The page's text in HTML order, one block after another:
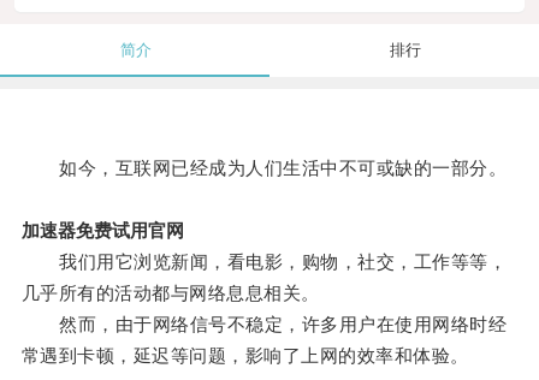
简介 排行
如今，互联网已经成为人们生活中不可或缺的一部分。
加速器免费试用官网
我们用它浏览新闻，看电影，购物，社交，工作等等，
几乎所有的活动都与网络息息相关。
然而，由于网络信号不稳定，许多用户在使用网络时经
常遇到卡顿，延迟等问题，影响了上网的效率和体验。